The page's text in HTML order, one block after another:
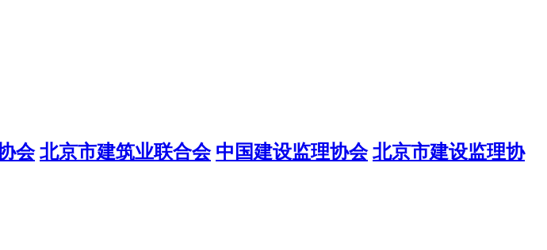
会 北京市建筑业联合会 中国建设监理协会 北京市建设监理协